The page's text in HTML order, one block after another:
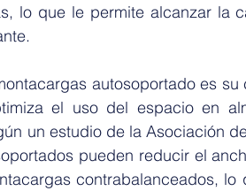
lo que le permite alcanzar la
autosoportado es
el uso del espacio en
un estudio de la Asociación
pueden reducir el
contrabalanceados, lo